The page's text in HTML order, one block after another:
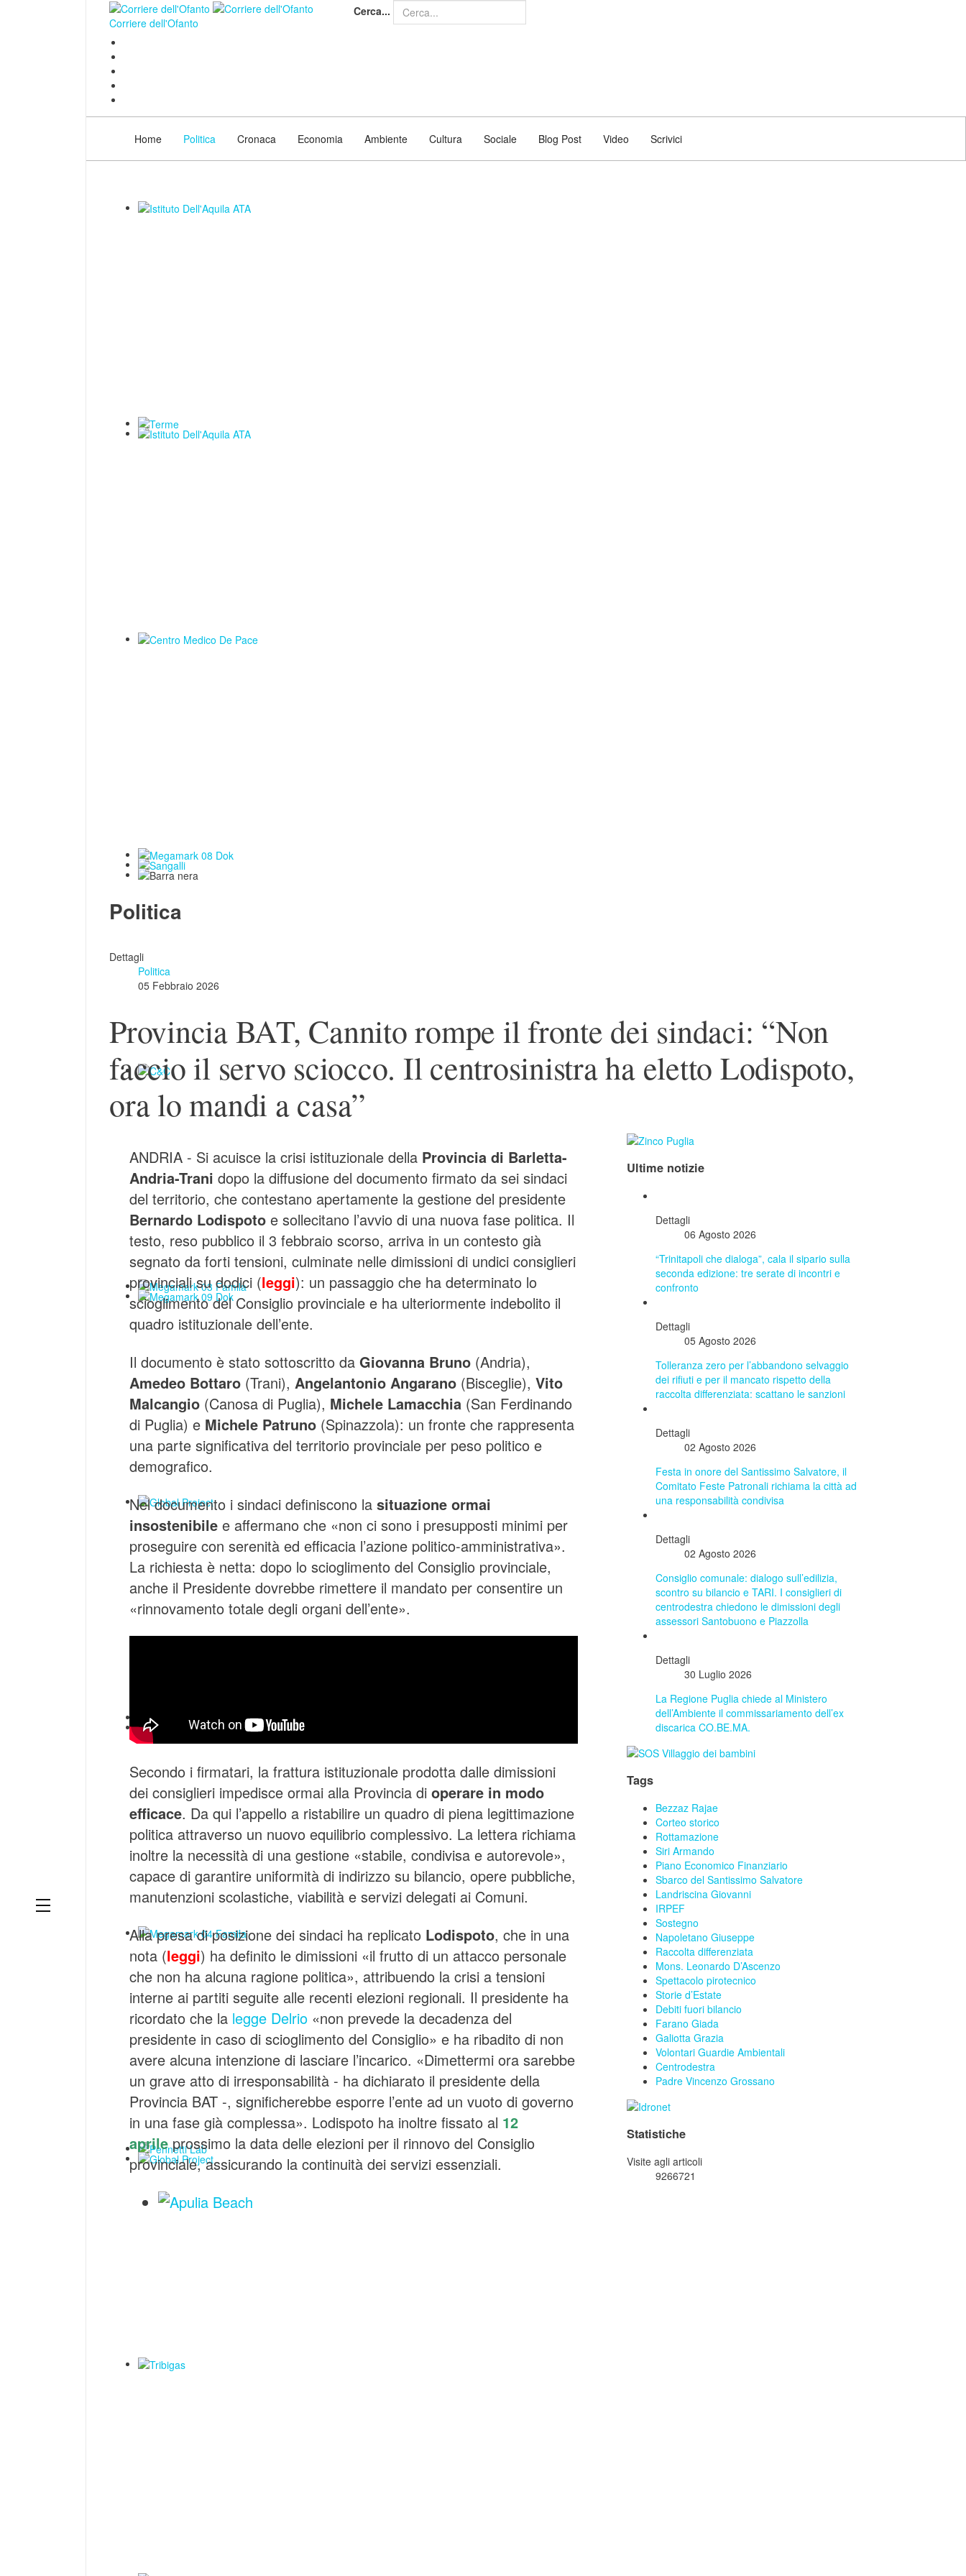
Corriere dell'Ofanto
Cerca...
Home Politica Cronaca Economia Ambiente Cultura Sociale Blog Post Video Scrivici
Politica
Dettagli
Politica
05 Febbraio 2026
Provincia BAT, Cannito rompe il fronte dei sindaci: “Non
faccio il servo sciocco. Il centrosinistra ha eletto Lodispoto,
ora lo mandi a casa”
ANDRIA - Si acuisce la crisi istituzionale della Provincia di Barletta-
Andria-Trani dopo la diffusione del documento firmato da sei sindaci
del territorio, che contestano apertamente la gestione del presidente
Bernardo Lodispoto e sollecitano l’avvio di una nuova fase politica. Il
testo, reso pubblico il 3 febbraio scorso, arriva in un contesto già
segnato da forti tensioni, culminate nelle dimissioni di undici consiglieri
provinciali su dodici (leggi): un passaggio che ha determinato lo
scioglimento del Consiglio provinciale e ha ulteriormente indebolito il
quadro istituzionale dell’ente.
Il documento è stato sottoscritto da Giovanna Bruno (Andria),
Amedeo Bottaro (Trani), Angelantonio Angarano (Bisceglie), Vito
Malcangio (Canosa di Puglia), Michele Lamacchia (San Ferdinando
di Puglia) e Michele Patruno (Spinazzola): un fronte che rappresenta
una parte significativa del territorio provinciale per peso politico e
demografico.
Nel documento i sindaci definiscono la situazione ormai
insostenibile e affermano che «non ci sono i presupposti minimi per
proseguire con serenità ed efficacia l’azione politico-amministrativa».
La richiesta è netta: dopo lo scioglimento del Consiglio provinciale,
anche il Presidente dovrebbe rimettere il mandato per consentire un
«rinnovamento totale degli organi dell’ente».
Secondo i firmatari, la frattura istituzionale prodotta dalle dimissioni
dei consiglieri impedisce ormai alla Provincia di operare in modo
efficace. Da qui l’appello a ristabilire un quadro di piena legittimazione
politica attraverso un nuovo equilibrio complessivo. La lettera richiama
inoltre la necessità di una gestione «stabile, condivisa e autorevole»,
capace di garantire uniformità di indirizzo su bilancio, opere pubbliche,
manutenzioni scolastiche, viabilità e servizi delegati ai Comuni.
Alla presa di posizione dei sindaci ha replicato Lodispoto, che in una
nota (leggi) ha definito le dimissioni «il frutto di un attacco personale
che non ha alcuna ragione politica», attribuendo la crisi a tensioni
interne ai partiti seguite alle recenti elezioni regionali. Il presidente ha
ricordato che la legge Delrio «non prevede la decadenza del
presidente in caso di scioglimento del Consiglio» e ha ribadito di non
avere alcuna intenzione di lasciare l’incarico. «Dimettermi ora sarebbe
un grave atto di irresponsabilità - ha dichiarato il presidente della
Provincia BAT -, significherebbe esporre l’ente ad un vuoto di governo
in una fase già complessa». Lodispoto ha inoltre fissato al 12
aprileprossimo la data delle elezioni per il rinnovo del Consiglio
provinciale, assicurando la continuità dei servizi essenziali.
Ultime notizie
Dettagli
06 Agosto 2026
“Trinitapoli che dialoga”, cala il sipario sulla
seconda edizione: tre serate di incontri e
confronto
Dettagli
05 Agosto 2026
Tolleranza zero per l’abbandono selvaggio
dei rifiuti e per il mancato rispetto della
raccolta differenziata: scattano le sanzioni
Dettagli
02 Agosto 2026
Festa in onore del Santissimo Salvatore, il
Comitato Feste Patronali richiama la città ad
una responsabilità condivisa
Dettagli
02 Agosto 2026
Consiglio comunale: dialogo sull’edilizia,
scontro su bilancio e TARI. I consiglieri di
centrodestra chiedono le dimissioni degli
assessori Santobuono e Piazzolla
Dettagli
30 Luglio 2026
La Regione Puglia chiede al Ministero
dell’Ambiente il commissariamento dell’ex
discarica CO.BE.MA.
Tags
Bezzaz Rajae
Corteo storico
Rottamazione
Siri Armando
Piano Economico Finanziario
Sbarco del Santissimo Salvatore
Landriscina Giovanni
IRPEF
Sostegno
Napoletano Giuseppe
Raccolta differenziata
Mons. Leonardo D’Ascenzo
Spettacolo pirotecnico
Storie d’Estate
Debiti fuori bilancio
Farano Giada
Galiotta Grazia
Volontari Guardie Ambientali
Centrodestra
Padre Vincenzo Grossano
Statistiche
Visite agli articoli
9266721